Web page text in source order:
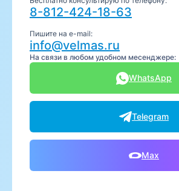
8-812-424-18-63
Пишите на e-mail:
info@velmas.ru
На связи в любом удобном месенджере:
WhatsApp
Telegram
Max